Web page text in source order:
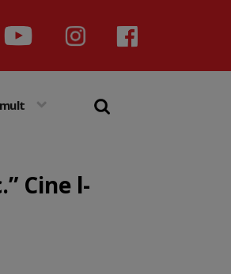
Cine l-